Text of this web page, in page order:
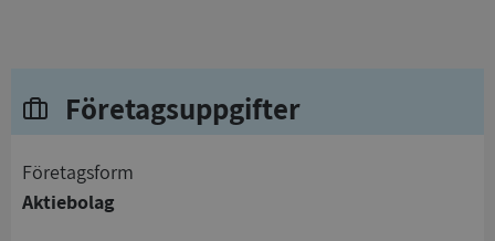
Företagsuppgifter
företagsform
Aktiebolag